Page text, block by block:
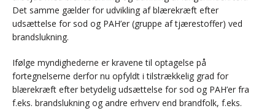
Det samme gælder for udvikling af blærekræft efter
udsættelse for sod og PAH’er (gruppe af tjærestoffer) ved
brandslukning.
Ifølge myndighederne er kravene til optagelse på
fortegnelserne derfor nu opfyldt i tilstrækkelig grad for
blærekræft efter betydelig udsættelse for sod og PAH’er fra
f.eks. brandslukning og andre erhverv end brandfolk, f.eks.